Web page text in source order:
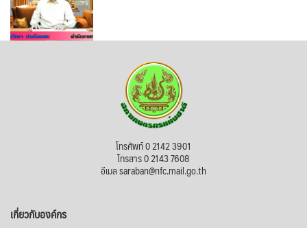
โทรศัพท์ 0 2142 3901
โทรสาร 0 2143 7608
อีเมล saraban@nfc.mail.go.th
เกี่ยวกับองค์กร